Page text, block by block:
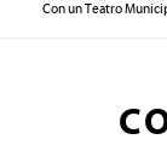
Con un Teatro